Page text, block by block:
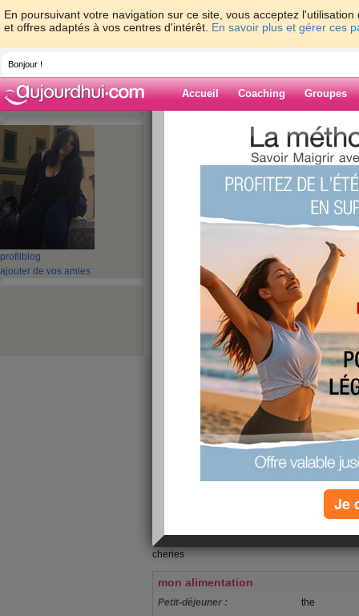
En poursuivant votre navigation sur ce site, vous acceptez
et offres adaptés à vos centres d'intérêt. En savoir plus et gérer ces
Bonjour !
Accueil Coaching Groupes
profil blog
ajouter de vos amies
> > bonjour
Blog de mina99
bonjour mes
alors tout va bien pour vous comme un samedi
ici il commence a pointer son nez mais moi je
menage etttttttt ya du boulot comme dab
ce matin marche pour mes ptits legumes mon
marche a nantes d abord il est grand et ya
est ma ptite recompense du samedi,sinon
bien dormi ma fille es revenu de son sejour
retour nous sommes alles manger au resto je
cette semaine faut savoir se faire plaisir et
mais je suis toujours en mode alimentation
pas bien car j avais pratiquement passe une
aujourd hui donc menage tranquilos pepere
je vous souhaite a toutes un beau we et
cheries
mon alimentation
Petit-déjeuner :
the
Je